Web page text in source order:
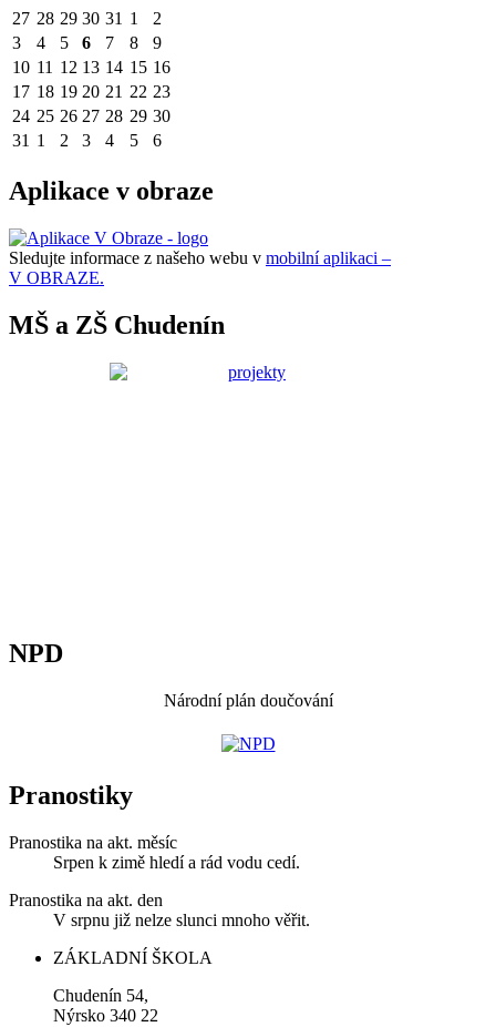
27 28 29 30 31 1
2
3
4 5 6 7 8
9
10 11 12 13 14 15 16
17 18 19 20 21 22 23
24 25 26 27 28 29 30
31 1 2 3 4 5 6
Aplikace v obraze
Sledujte informace z našeho webu v mobilní aplikaci –
V OBRAZE.
MŠ a ZŠ Chudenín
NPD
Národní plán doučování
Pranostiky
Pranostika na akt. měsíc
Srpen k zimě hledí a rád vodu cedí.
Pranostika na akt. den
V srpnu již nelze slunci mnoho věřit.
ZÁKLADNÍ ŠKOLA
Chudenín 54,
Nýrsko 340 22